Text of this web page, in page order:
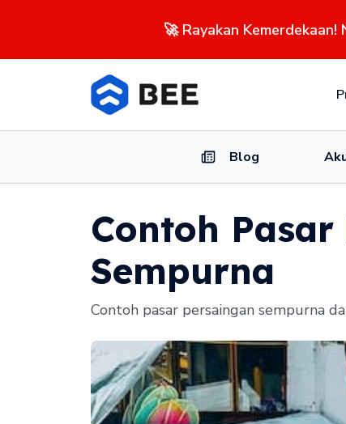
🚀 Rayakan
Blog
Contoh
Sempurna
Contoh pasar persaingan sempurna